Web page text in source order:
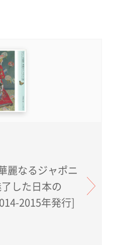
麗なるジャポニ
した日本の
2014-2015年発行]